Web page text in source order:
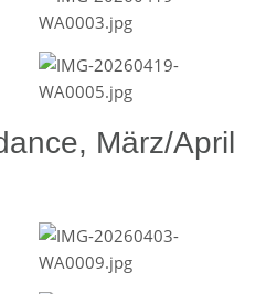
März/April